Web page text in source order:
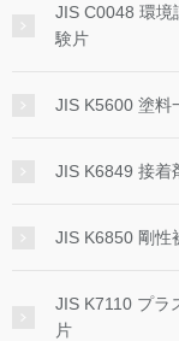
JIS C0048 環境
験片
JIS K5600 塗料
JIS K6849 接着
JIS K6850 剛性
JIS K7110 プラ
片